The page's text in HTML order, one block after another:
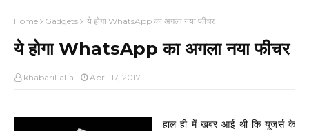
Home Gadgets ये होगा WhatsApp का अगला नया फीचर
ये होगा WhatsApp का अगला नया फीचर
khabariLaLa April 17, 2017
हाल ही में खबर आई थी कि यूजर्स के